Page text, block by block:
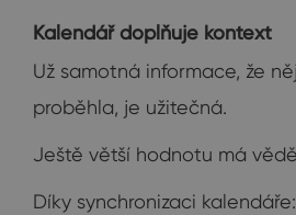
Kalendář doplňuje kontext
Už samotná informace, že
proběhla, je užitečná.
Ještě větší hodnotu má
Díky synchronizaci kalendáře: